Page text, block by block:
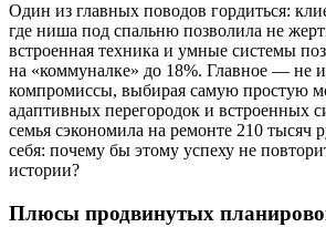
Один из главных поводов гордиться:
где ниша под спальню позволила не
встроенная техника и умные системы
на «коммуналке» до 18%. Главное — не
компромиссы, выбирая самую простую
адаптивных перегородок и встроенных
семья сэкономила на ремонте 210 тысяч
себя: почему бы этому успеху не
истории?
Плюсы продвинутых